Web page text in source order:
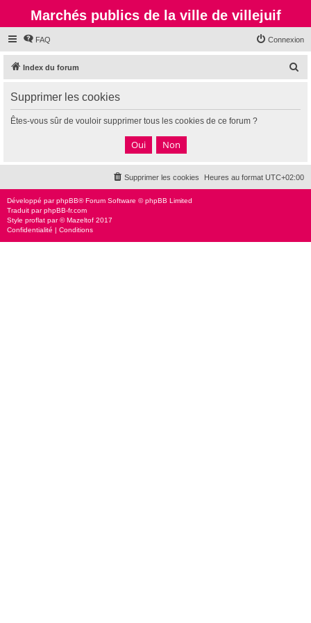
Marchés publics de la ville de villejuif
FAQ Connexion
Index du forum
c
Supprimer les cookies
Êtes-vous sûr de vouloir supprimer tous les cookies de ce forum ?
Heures au format UTC+02:00
Supprimer les cookies
Développé parphpBB® Forum Software © phpBB Limited
Traduit parphpBB-fr.com
Style proflat par ©Mazeltof 2017
Confidentialité | Conditions